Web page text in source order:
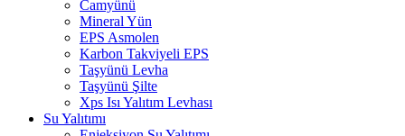
Camyünü
Mineral Yün
EPS Asmolen
Karbon Takviyeli EPS
Taşyünü Levha
Taşyünü Şilte
Xps Isı Yalıtım Levhası
Su Yalıtımı